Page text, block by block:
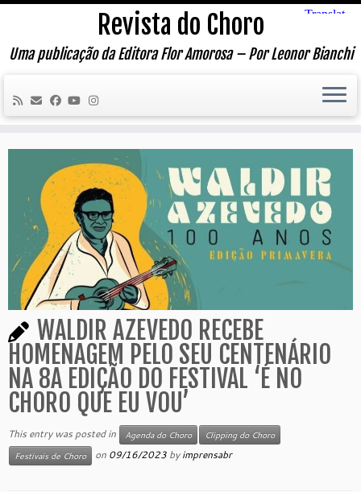
Skip
content
Revista do Choro
Uma publicação da Editora Flor Amorosa – Por Leonor Bianchi
WALDIR AZEVEDO RECEBE
HOMENAGEM PELO SEU CENTENÁRIO
NA 8A EDIÇÃO DO FESTIVAL ‘É NO
CHORO QUE EU VOU’
This entry was posted in Agenda do Choro
Clipping do Choro
Festivais de Choro
on 09/16/2023 byimprensabr